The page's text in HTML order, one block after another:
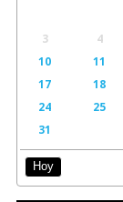
3
4
10
11
17
18
24
25
31
Hoy